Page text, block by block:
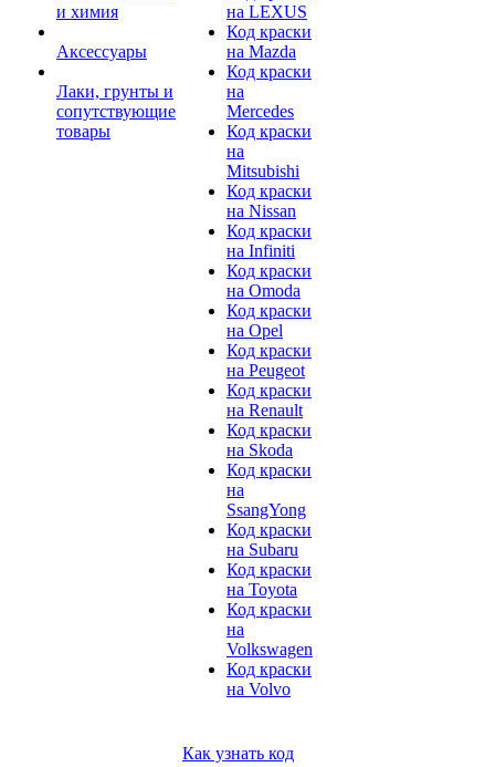
и химия
Аксессуары
Лаки, грунты и
сопутствующие
товары
на LEXUS
Код краски
на Mazda
Код краски
на
Mercedes
Код краски
на
Mitsubishi
Код краски
на Nissan
Код краски
на Infiniti
Код краски
на Omoda
Код краски
на Opel
Код краски
на Peugeot
Код краски
на Renault
Код краски
на Skoda
Код краски
на
SsangYong
Код краски
на Subaru
Код краски
на Toyota
Код краски
на
Volkswagen
Код краски
на Volvo
Как узнать код